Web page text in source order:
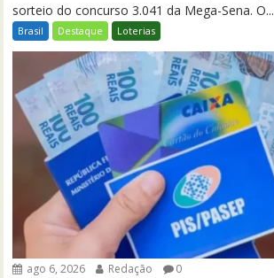
sorteio do concurso 3.041 da Mega-Sena. O...
Brasil Destaque Loterias
ago 6, 2026 Redação 0